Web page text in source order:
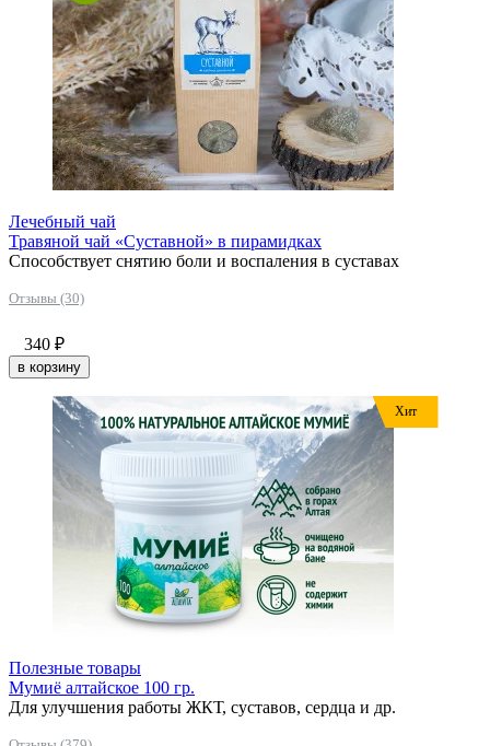
Лечебный чай
Травяной чай «Суставной» в пирамидках
Способствует снятию боли и воспаления в суставах
Отзывы (30)
340 ₽
в корзину
Хит
Полезные товары
Мумиё алтайское 100 гр.
Для улучшения работы ЖКТ, суставов, сердца и др.